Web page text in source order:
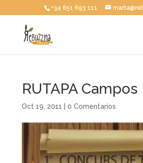
+34 651 693 111
RUTAPA Campos
Oct 19, 2011 0 Comentarios